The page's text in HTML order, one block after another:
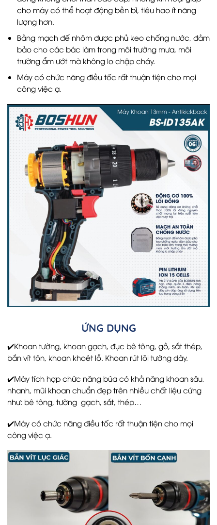
cho máy có thể hoạt động bền bỉ, tiêu hao ít năng
lượng hơn.
Bảng mạch đế nhôm được phủ keo chống nước, đảm
bảo cho các bác làm trong môi trường mưa, môi
trường ẩm ướt mà không lo chập cháy.
Máy có chức năng điều tốc rất thuận tiện cho mọi
công việc ạ.
ỨNG DỤNG
✔️Khoan tường, khoan gạch, đục bê tông, gỗ, sắt thép,
bắn vít tôn, khoan khoét lỗ. Khoan rút lõi tường dày.
✔️Máy tích hợp chức năng búa có khả năng khoan sâu,
nhanh, mũi khoan chuẩn đẹp trên nhiều chất liệu cứng
như: bê tông, tường gạch, sắt, thép…
✔️Máy có chức năng điều tốc rất thuận tiện cho mọi
công việc ạ.